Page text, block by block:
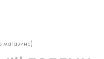
магазине)